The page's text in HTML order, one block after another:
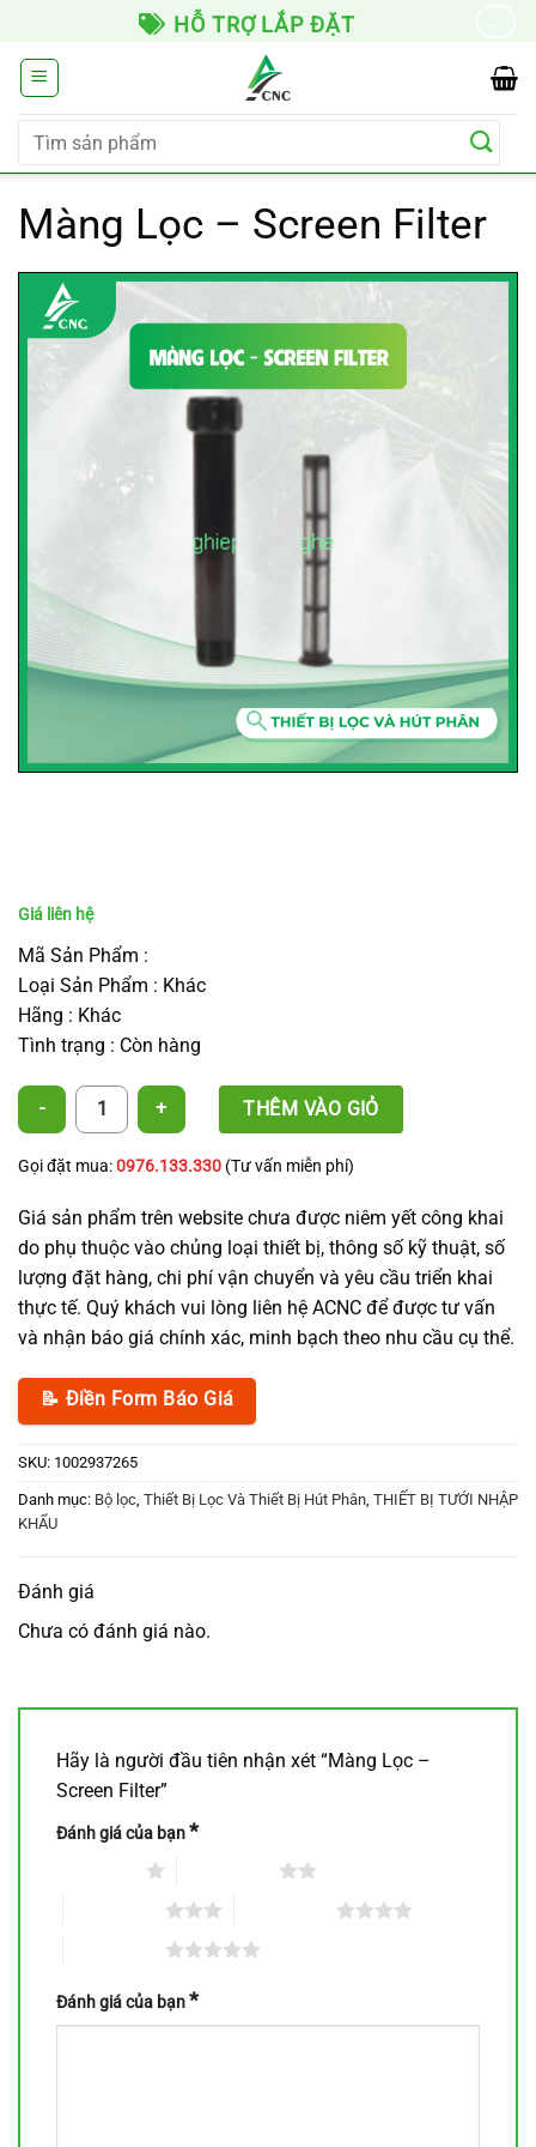
dung
GIAO HÀNG TOÀN QUỐC
Tìm
Màng Lọc – Screen Filter
Mã Sản Phẩm :
Loại Sản Phẩm : Khác
Hãng : Khác
Tình trạng : Còn hàng
Màng Lọc - Screen Filter số lượngTHÊM VÀO GIỎ
Gọi đặt mua:0976.133.330 (Tư vấn miễn phí)
Giá sản phẩm trên website chưa được niêm yết công khai
do phụ thuộc vào chủng loại thiết bị, thông số kỹ thuật, số
lượng đặt hàng, chi phí vận chuyển và yêu cầu triển khai
thực tế. Quý khách vui lòng liên hệ ACNC để được tư vấn
và nhận báo giá chính xác, minh bạch theo nhu cầu cụ thể.
📝 Điền Form Báo Giá
SKU: 1002937265
Danh mục: Bộ lọc Thiết Bị Lọc Và Thiết Bị Hút Phân THIẾT BỊ TƯỚI NHẬP
KHẨU
Đánh giá
Chưa có đánh giá nào.
Hãy là người đầu tiên nhận xét “Màng Lọc –
Screen Filter”
Đánh giá của bạn*
Đánh giá của bạn*